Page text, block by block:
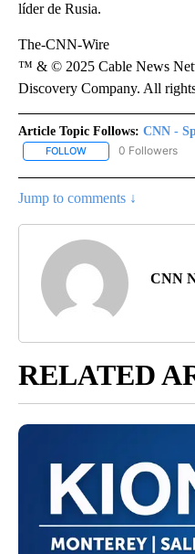
líder de Rusia.
The-CNN-Wire
™ & © 2025 Cable News
Discovery Company. All
Article Topic Follows: CNN -
FOLLOW FOLLOW "CNN -
0 Followers
Jump to comments ↓
CNN
RELATED